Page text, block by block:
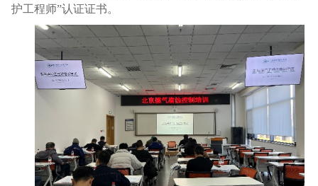
护工程师”认证证书。